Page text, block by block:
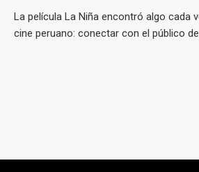
La película La Niña encontró algo cada
cine peruano: conectar con el público